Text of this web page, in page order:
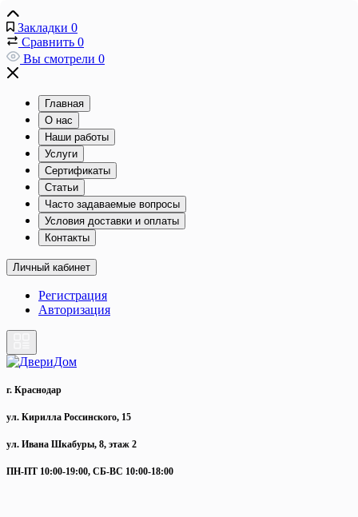
Закладки 0
Сравнить 0
Вы смотрели 0
Главная
О нас
Наши работы
Услуги
Сертификаты
Статьи
Часто задаваемые вопросы
Условия доставки и оплаты
Контакты
Личный кабинет
Регистрация
Авторизация
г. Краснодар
ул. Кирилла Россинского, 15
ул. Ивана Шкабуры, 8, этаж 2
ПН-ПТ 10:00-19:00, СБ-ВС 10:00-18:00